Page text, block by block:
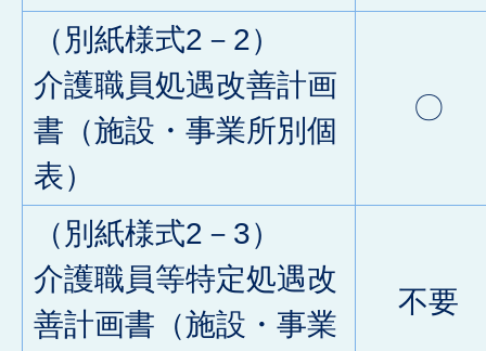
（別紙様式2－2）
介護職員処遇改善計画
書（施設・事業所別個
表）
〇
（別紙様式2－3）
介護職員等特定処遇改
善計画書（施設・事業
不要